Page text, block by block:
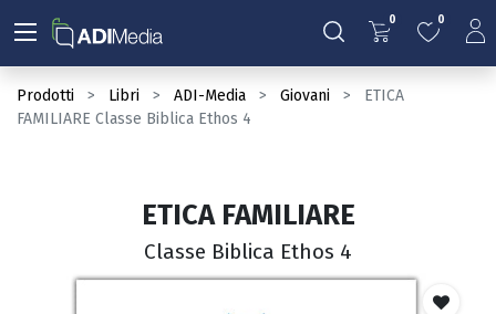
0 0
Prodotti Libri ADI-Media Giovani
ETICA
FAMILIARE Classe Biblica Ethos 4
ETICA FAMILIARE
Classe Biblica Ethos 4